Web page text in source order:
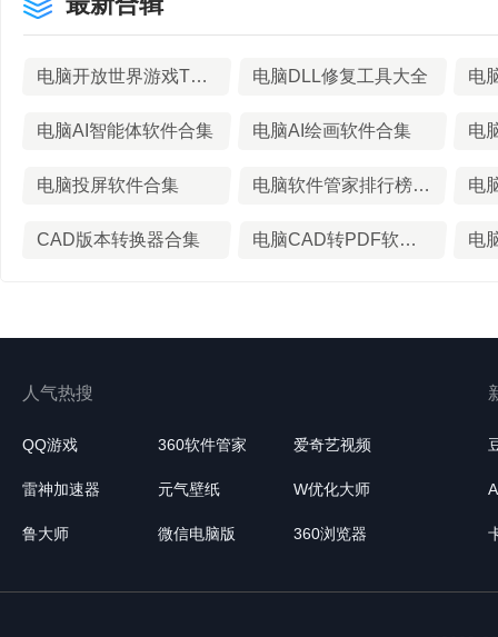
电脑开放世界游戏TOP10排行榜 电脑DLL修复工具大全
电脑AI智能体软件合集 电脑AI绘画软件合集 电
电脑投屏软件合集 电脑软件管家排行榜前十名 电
CAD版本转换器合集 电脑CAD转PDF软件合集
人气热搜
QQ游戏 360软件管家 爱奇艺视频
雷神加速器 元气壁纸 W优化大师
鲁大师 微信电脑版 360浏览器